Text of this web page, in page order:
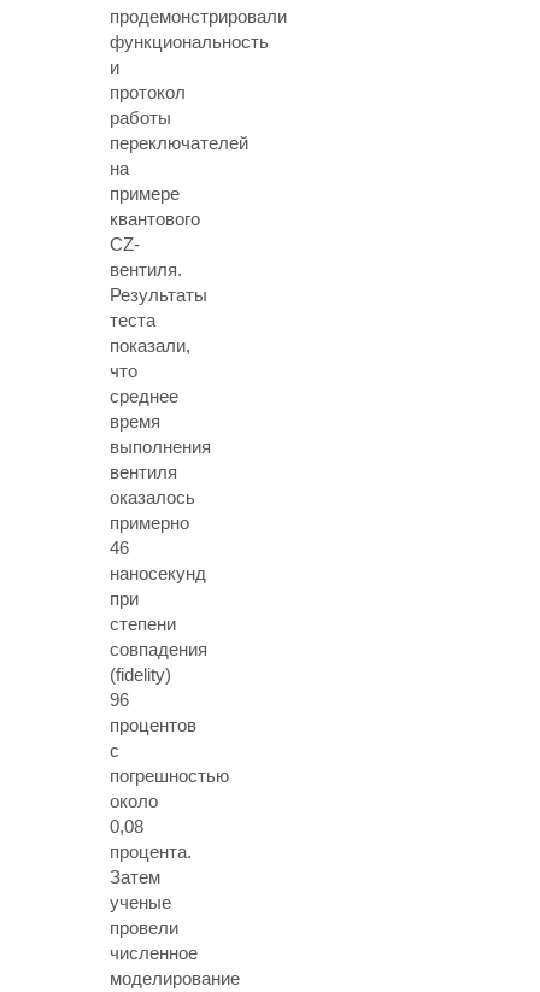
продемонстрировали
функциональность
и
протокол
работы
переключателей
на
примере
квантового
CZ-
вентиля.
Результаты
теста
показали,
что
среднее
время
выполнения
вентиля
оказалось
примерно
46
наносекунд
при
степени
совпадения
(fidelity)
96
процентов
с
погрешностью
около
0,08
процента.
Затем
ученые
провели
численное
моделирование